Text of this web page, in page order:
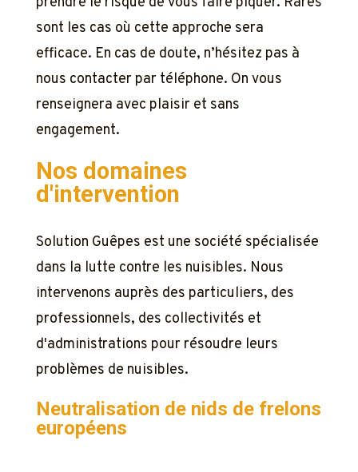
sont les cas où cette approche sera
efficace. En cas de doute, n’hésitez pas à
nous contacter par téléphone. On vous
renseignera avec plaisir et sans
engagement.
Nos domaines
d'intervention
Solution Guêpes est une société spécialisée
dans la lutte contre les nuisibles. Nous
intervenons auprès des particuliers, des
professionnels, des collectivités et
d'administrations pour résoudre leurs
problèmes de nuisibles.
Neutralisation de nids de frelons
européens